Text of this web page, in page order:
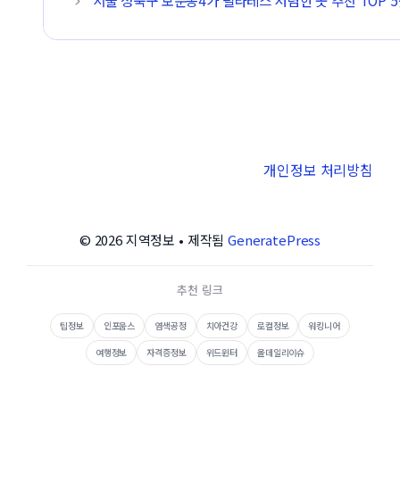
개인정보 처리방침
© 2026 지역정보 • 제작됨GeneratePress
추천 링크
팁정보 인포웁스 염색공정 치아건강 로컬정보
워킹니어
여행정보
자격증정보 위드윈터 올데일리이슈